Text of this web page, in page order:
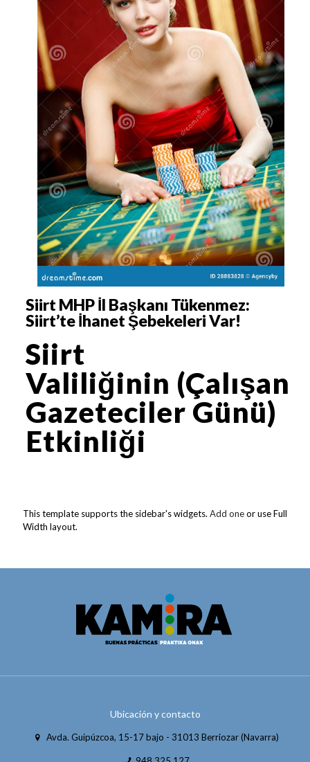
Siirt MHP İl Başkanı Tükenmez:
Siirt’te İhanet Şebekeleri Var!
Siirt
Valiliğinin (Çalışan
Gazeteciler Günü)
Etkinliği
This template supports the sidebar's widgets. Add oneor use Full
Width layout.
Ubicación y contacto
Avda. Guipúzcoa, 15-17 bajo - 31013 Berriozar (Navarra)